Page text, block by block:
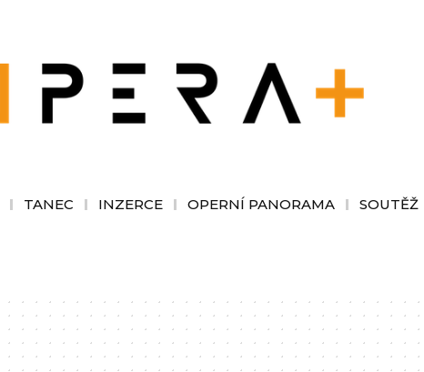
TANEC INZERCE OPERNÍ PANORAMA SOUTĚŽ